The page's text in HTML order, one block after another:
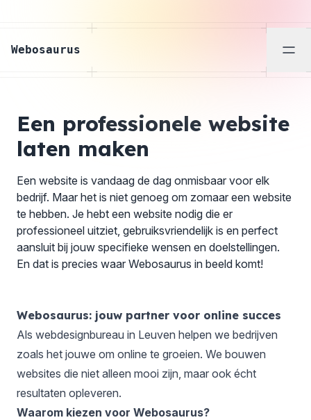
Webosaurus
Een professionele website
laten maken
Een website is vandaag de dag onmisbaar voor elk
bedrijf. Maar het is niet genoeg om zomaar een website
te hebben. Je hebt een website nodig die er
professioneel uitziet, gebruiksvriendelijk is en perfect
aansluit bij jouw specifieke wensen en doelstellingen.
En dat is precies waar Webosaurus in beeld komt!
Webosaurus: jouw partner voor online succes
Als webdesignbureau in Leuven helpen we bedrijven
zoals het jouwe om online te groeien. We bouwen
websites die niet alleen mooi zijn, maar ook écht
resultaten opleveren.
Waarom kiezen voor Webosaurus?